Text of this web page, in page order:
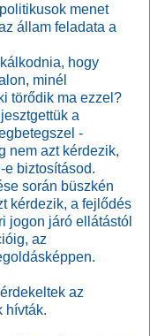
menet
állam feladata a
hogy
minél
törődik ma ezzel?
a
-
nem azt kérdezik,
e biztosításod.
során büszkén
kérdezik, a fejlődés
jogon járó ellátástól
az
az
hívták.